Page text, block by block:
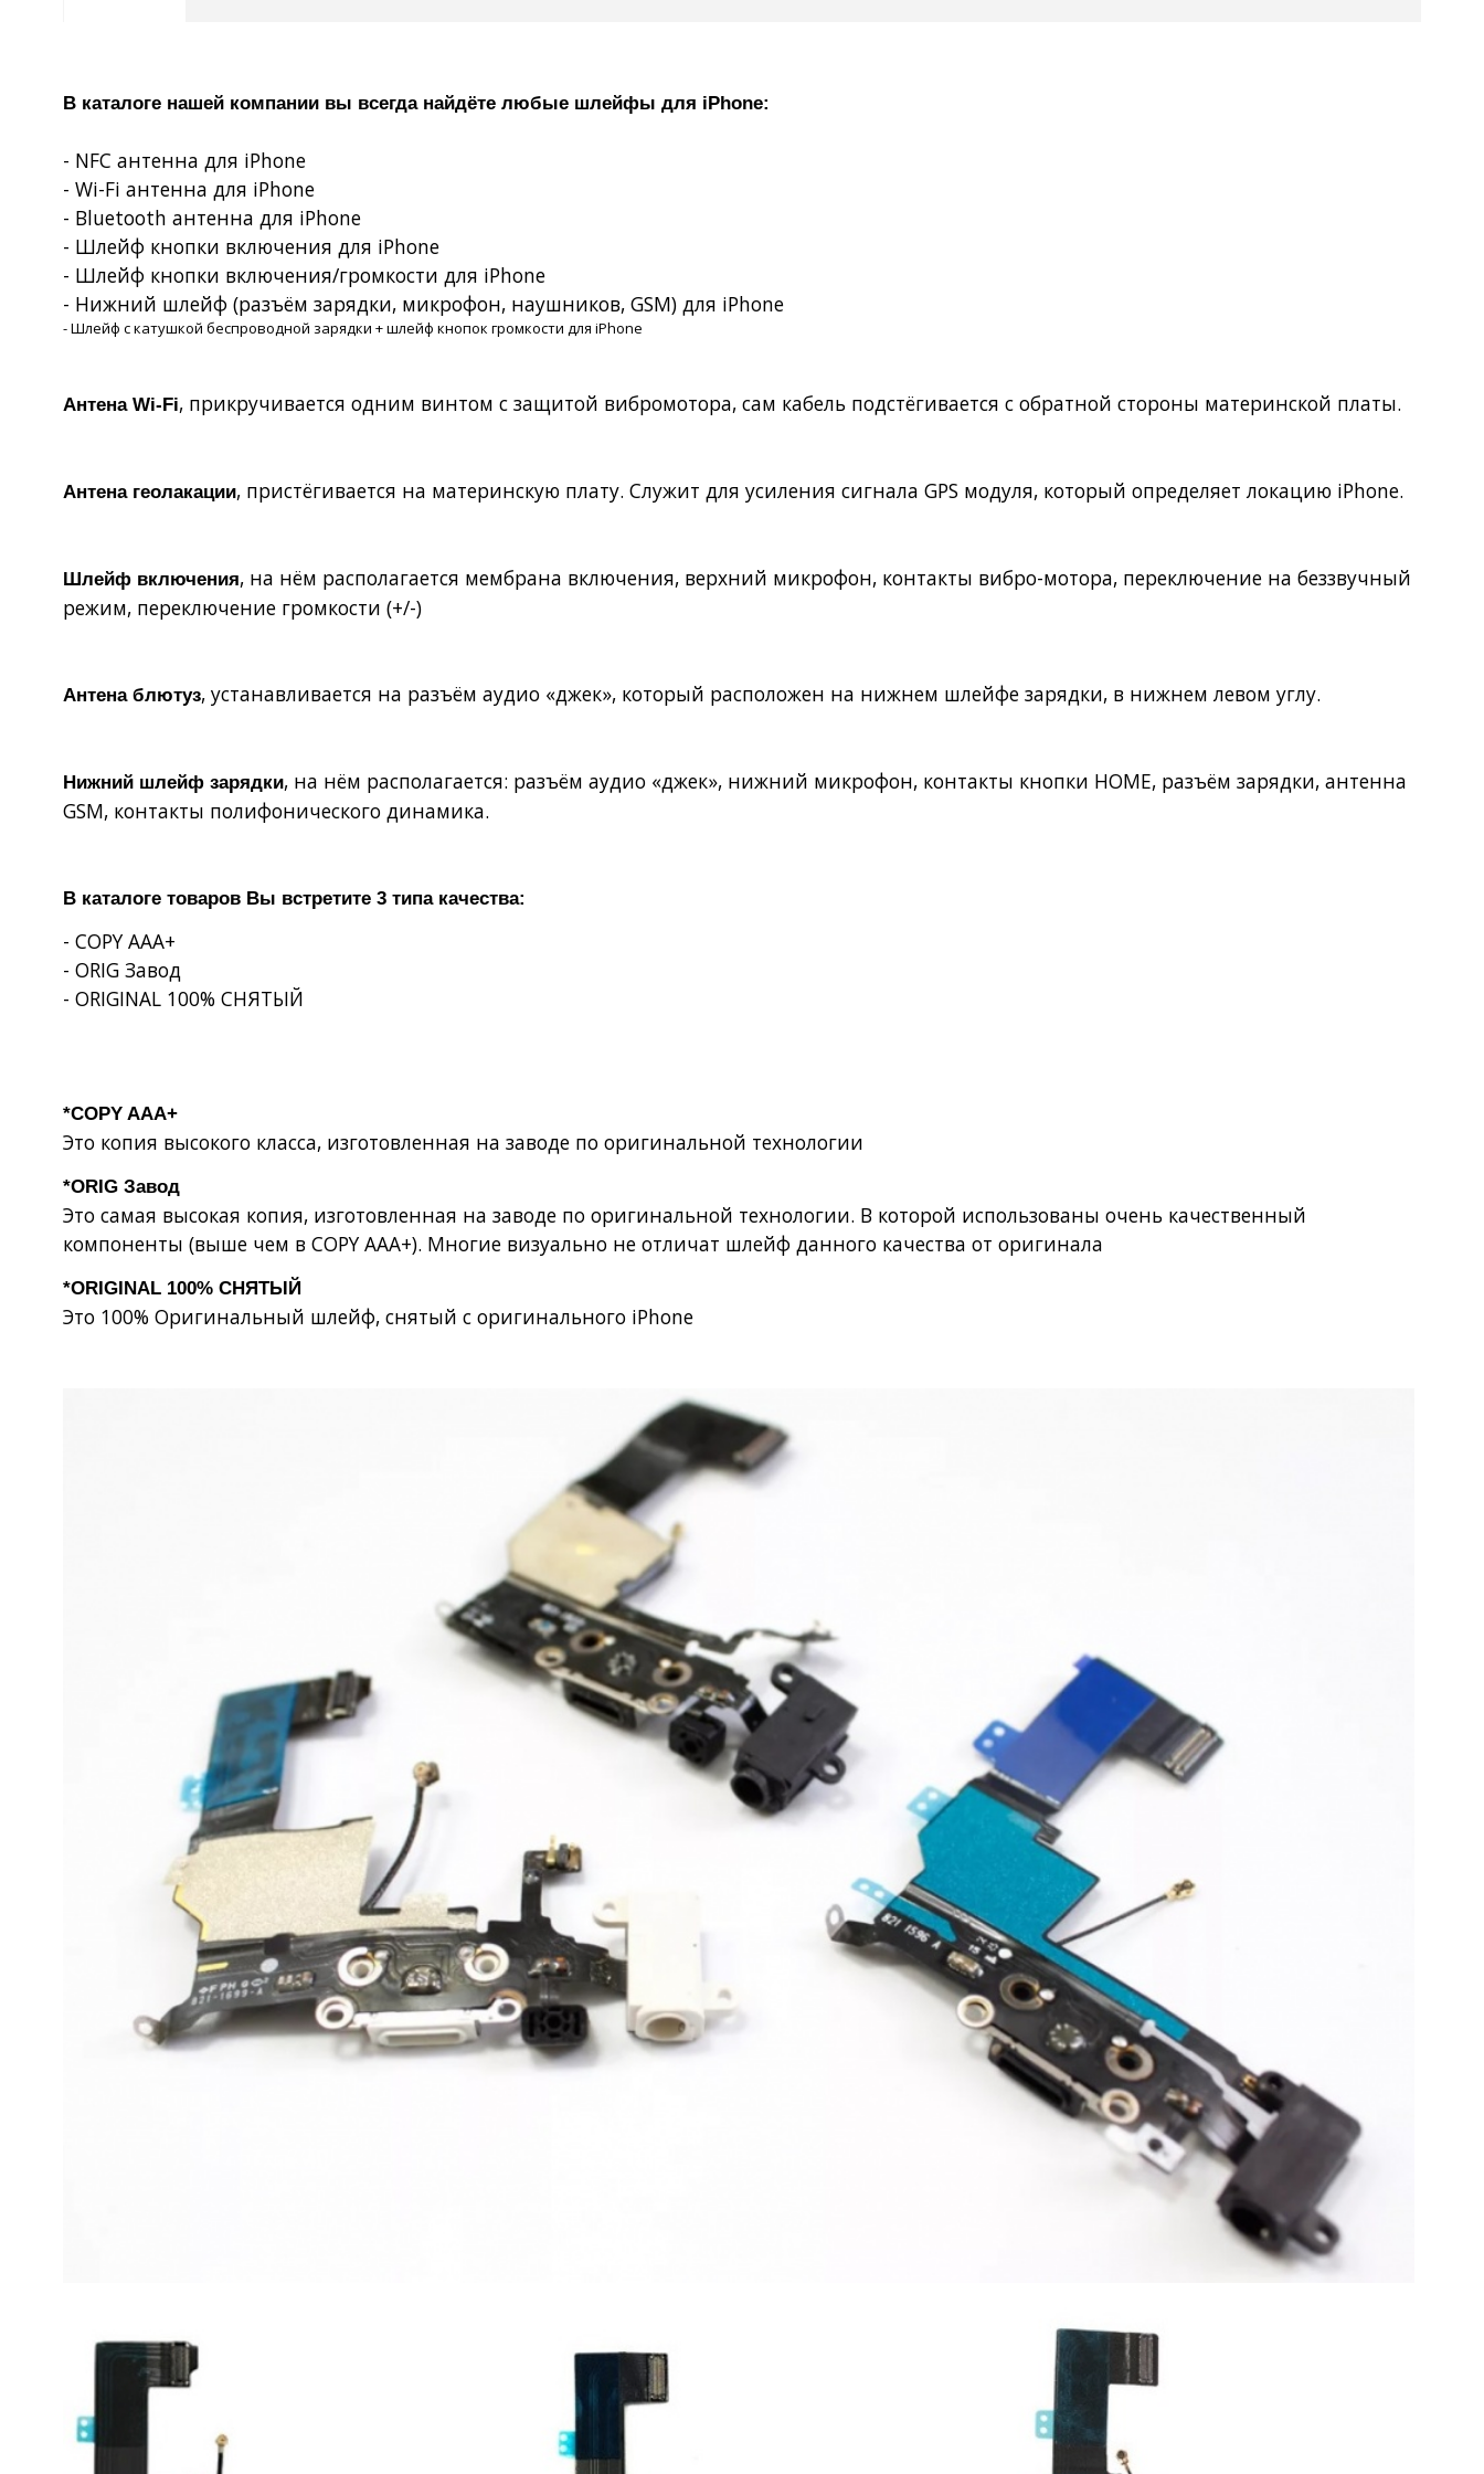
В каталоге нашей компании вы всегда найдёте любые шлейфы для iPhone:
- NFC антенна для iPhone
- Wi-Fi антенна для iPhone
- Bluetooth антенна для iPhone
- Шлейф кнопки включения для iPhone
- Шлейф кнопки включения/громкости для iPhone
- Нижний шлейф (разъём зарядки, микрофон, наушников, GSM) для iPhone
- Шлейф с катушкой беспроводной зарядки + шлейф кнопок громкости для iPhone
Антена Wi-Fi, прикручивается одним винтом с защитой вибромотора, сам кабель подстёгивается с обратной стороны материнской платы.
Антена геолакации, пристёгивается на материнскую плату. Служит для усиления сигнала GPS модуля, который определяет локацию iPhone.
Шлейф включения, на нём располагается мембрана включения, верхний микрофон, контакты вибро-мотора, переключение на беззвучный
режим, переключение громкости (+/-)
Антена блютуз, устанавливается на разъём аудио «джек», который расположен на нижнем шлейфе зарядки, в нижнем левом углу.
Нижний шлейф зарядки, на нём располагается: разъём аудио «джек», нижний микрофон, контакты кнопки HOME, разъём зарядки, антенна
GSM, контакты полифонического динамика.
В каталоге товаров Вы встретите 3 типа качества:
- COPY AAA+
- ORIG Завод
- ORIGINAL 100% СНЯТЫЙ
*COPY AAA+
Это копия высокого класса, изготовленная на заводе по оригинальной технологии
*ORIG Завод
Это самая высокая копия, изготовленная на заводе по оригинальной технологии. В которой использованы очень качественный
компоненты (выше чем в COPY AAA+). Многие визуально не отличат шлейф данного качества от оригинала
*ORIGINAL 100% СНЯТЫЙ
Это 100% Оригинальный шлейф, снятый с оригинального iPhone